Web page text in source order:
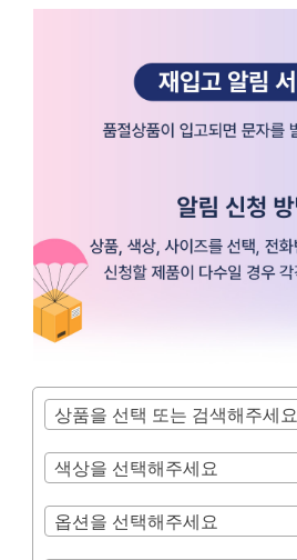
상품을 선택 또는 검색해주세요
색상을 선택해주세요
옵션을 선택해주세요